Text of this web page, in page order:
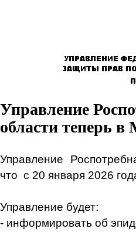
Управление
области теперь
Управление
что с 20 января 2026
Управление будет:
- информировать об